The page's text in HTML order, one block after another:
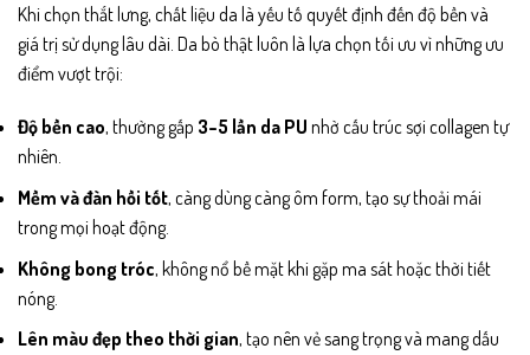
Khi chọn thắt lưng, chất liệu da là yếu tố quyết định đến độ bền và
giá trị sử dụng lâu dài. Da bò thật luôn là lựa chọn tối ưu vì những ưu
điểm vượt trội:
Độ bền cao, thường gấp 3–5 lần da PU nhờ cấu trúc sợi collagen tự
nhiên.
Mềm và đàn hồi tốt, càng dùng càng ôm form, tạo sự thoải mái
trong mọi hoạt động.
Không bong tróc, không nổ bề mặt khi gặp ma sát hoặc thời tiết
nóng.
Lên màu đẹp theo thời gian, tạo nên vẻ sang trọng và mang dấu